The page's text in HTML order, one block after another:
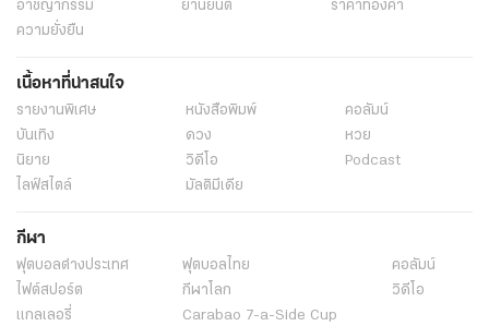
อาชญากรรม
ยานยนต์
ราคาทองคำ
ความยั่งยืน
เนื้อหาที่น่าสนใจ
รายงานพิเศษ หนังสือพิมพ์
คอลัมน์
บันเทิง
ดวง
หวย
นิยาย
วิดีโอ
Podcast
ไลฟ์สไตล์
มัลติมีเดีย
กีฬา
ฟุตบอลต่่างประเทศ ฟุตบอลไทย
คอลัมน์
ไฟต์สปอร์ต
กีฬาโลก
วิดีโอ
แกลเลอรี่
Carabao 7-a-Side Cup